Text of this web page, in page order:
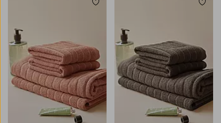
Legg til favoritter